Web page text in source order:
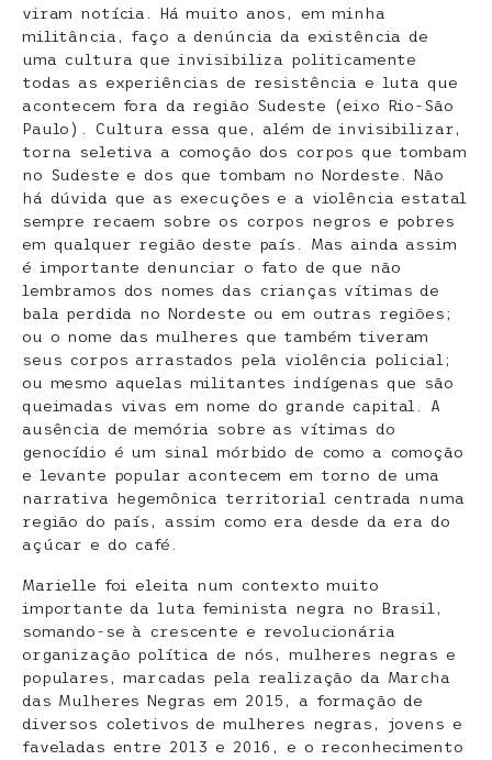
viram notícia. Há muito anos, em minha
militância, faço a denúncia da existência de
uma cultura que invisibiliza politicamente
todas as experiências de resistência e luta que
acontecem fora da região Sudeste (eixo Rio-São
Paulo). Cultura essa que, além de invisibilizar,
torna seletiva a comoção dos corpos que tombam
no Sudeste e dos que tombam no Nordeste. Não
há dúvida que as execuções e a violência estatal
sempre recaem sobre os corpos negros e pobres
em qualquer região deste país. Mas ainda assim
é importante denunciar o fato de que não
lembramos dos nomes das crianças vítimas de
bala perdida no Nordeste ou em outras regiões;
ou o nome das mulheres que também tiveram
seus corpos arrastados pela violência policial;
ou mesmo aquelas militantes indígenas que são
queimadas vivas em nome do grande capital. A
ausência de memória sobre as vítimas do
genocídio é um sinal mórbido de como a comoção
e levante popular acontecem em torno de uma
narrativa hegemônica territorial centrada numa
região do país, assim como era desde da era do
açúcar e do café.
Marielle foi eleita num contexto muito
importante da luta feminista negra no Brasil,
somando-se à crescente e revolucionária
organização política de nós, mulheres negras e
populares, marcadas pela realização da Marcha
das Mulheres Negras em 2015, a formação de
diversos coletivos de mulheres negras, jovens e
faveladas entre 2013 e 2016, e o reconhecimento